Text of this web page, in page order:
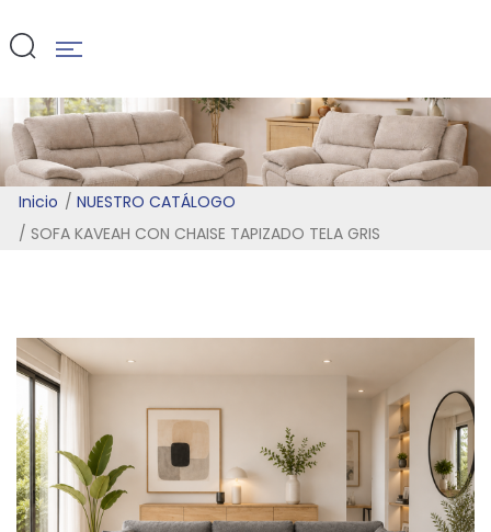
TELA GRIS
Inicio
NUESTRO CATÁLOGO
SOFA KAVEAH CON CHAISE TAPIZADO TELA GRIS